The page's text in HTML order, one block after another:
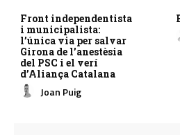
Front independentista
i municipalista:
l’única via per salvar
Girona de l’anestèsia
del PSC i el verí
d’Aliança Catalana
Joan Puig